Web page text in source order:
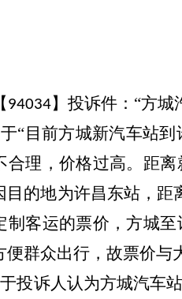
94034】投诉件：“方城
“目前方城新汽车站
合理，价格过高。距离
目的地为许昌东站，距
制客运的票价，方城
便群众出行，故票价与
投诉人认为方城汽车